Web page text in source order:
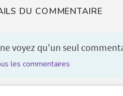
DU COMMENTAIRE
voyez qu'un seul
les commentaires